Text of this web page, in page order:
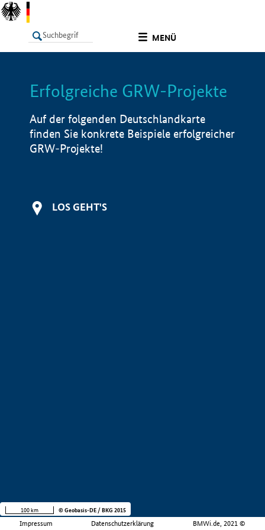
MENÜ
LISTE Info
Erfolgreiche GRW-Projekte
Auf der folgenden Deutschlandkarte
finden Sie konkrete Beispiele erfolgreicher
GRW-Projekte!
LOS GEHT'S
Impressum Datenschutzerklärung BMWi.de, 2021 ©
100 km © Geobasis-DE / BKG 2015